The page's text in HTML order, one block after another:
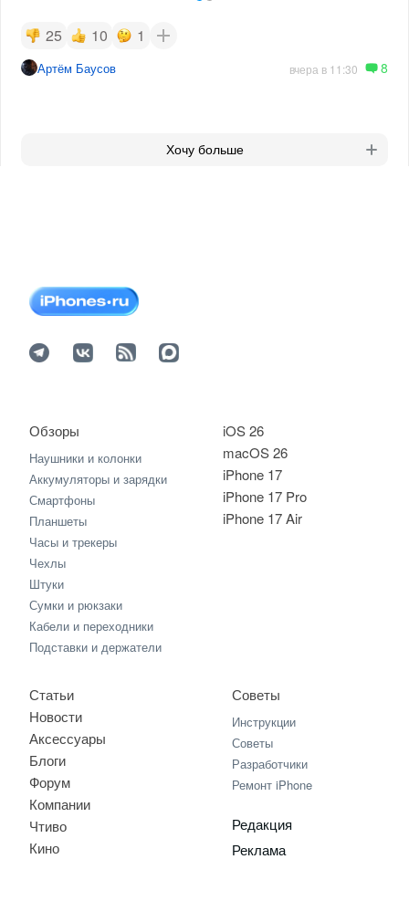
25 10 1
Артём Баусов вчера в 11:30 8
Хочу больше
iOS 26
macOS 26
iPhone 17
iPhone 17 Pro
iPhone 17 Air
Обзоры
Наушники и колонки
Аккумуляторы и зарядки
Смартфоны
Планшеты
Часы и трекеры
Чехлы
Штуки
Сумки и рюкзаки
Кабели и переходники
Подставки и держатели
Статьи
Новости
Аксессуары
Блоги
Форум
Компании
Чтиво
Кино
Советы
Инструкции
Советы
Разработчики
Ремонт iPhone
Редакция
Реклама